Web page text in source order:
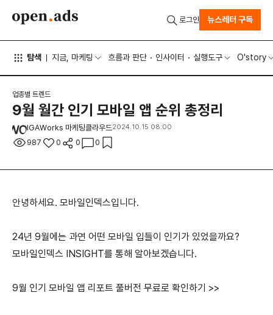
탐색 지금, 마케팅 흐름과 판단 인사이터 실행도구 O'story
로그인 뉴스레터 구독
업종별 트렌드
9월 월간 인기 모바일 앱 순위 총정리
IGAWorks 마케팅클라우드2024.10.15 08:00
987 0 0 0
안녕하세요. 모바일인덱스입니다.
24년 9월에는 과연 어떤 모바일 입들이 인기가 있었을까요?
모바일인덱스 INSIGHT를 통해 알아보겠습니다.
9월 인기 모바일 앱 리포트 풀버전 무료로 확인하기 >>